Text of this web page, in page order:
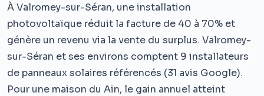
À Valromey-sur-Séran, une installation
photovoltaïque réduit la facture de 40 à 70% et
génère un revenu via la vente du surplus. Valromey-
sur-Séran et ses environs comptent 9 installateurs
de panneaux solaires référencés (31 avis Google).
Pour une maison du Ain, le gain annuel atteint